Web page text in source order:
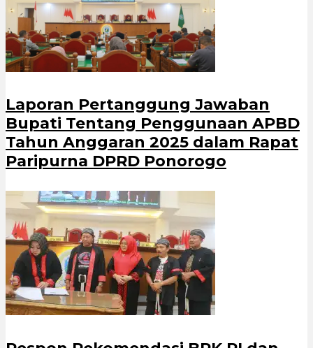
Laporan Pertanggung Jawaban
Bupati Tentang Penggunaan APBD
Tahun Anggaran 2025 dalam Rapat
Paripurna DPRD Ponorogo